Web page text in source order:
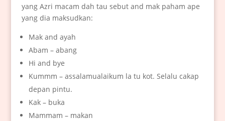
yang Azri macam dah tau sebut and mak paham ape
yang dia maksudkan:
Mak and ayah
Abam – abang
Hi and bye
Kummm – assalamualaikum la tu kot. Selalu cakap
depan pintu.
Kak – buka
Mammam – makan